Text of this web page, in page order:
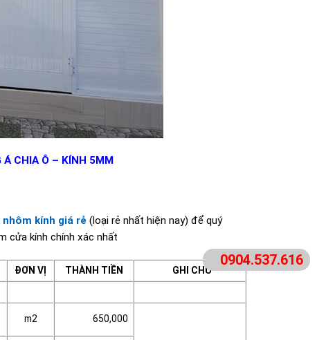
Á CHIA Ô – KÍNH 5MM
kính giá rẻ (loại rẻ nhất hiện nay) để quý
cửa kính chính xác nhất
ĐƠN VỊ THÀNH TIỀN
GHI CHÚ
m2 650,000
0904.537.616